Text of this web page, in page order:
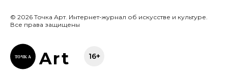
© 2026 Точка Арт. Интернет-журнал об искусстве и культуре.
Все права защищены
ТОЧК А Art 16+